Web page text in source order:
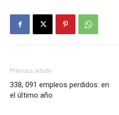
Previous article
338, 091 empleos perdidos: en
el último año